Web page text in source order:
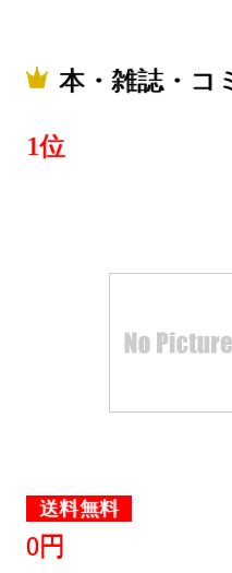
本・雑誌・コ
1位
送料無料
0円